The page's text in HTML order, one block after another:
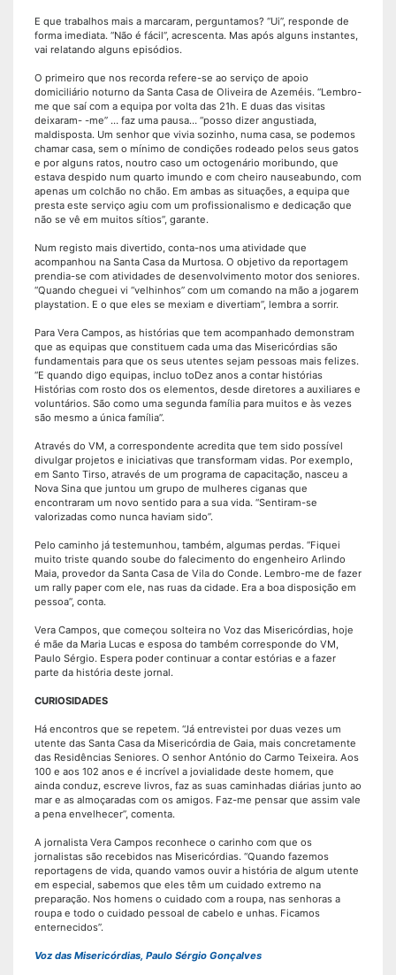
E que trabalhos mais a marcaram, perguntamos? “Ui”, responde de
forma imediata. “Não é fácil”, acrescenta. Mas após alguns instantes,
vai relatando alguns episódios.
O primeiro que nos recorda refere-se ao serviço de apoio
domiciliário noturno da Santa Casa de Oliveira de Azeméis. “Lembro-
me que saí com a equipa por volta das 21h. E duas das visitas
deixaram- -me” … faz uma pausa… “posso dizer angustiada,
maldisposta. Um senhor que vivia sozinho, numa casa, se podemos
chamar casa, sem o mínimo de condições rodeado pelos seus gatos
e por alguns ratos, noutro caso um octogenário moribundo, que
estava despido num quarto imundo e com cheiro nauseabundo, com
apenas um colchão no chão. Em ambas as situações, a equipa que
presta este serviço agiu com um profissionalismo e dedicação que
não se vê em muitos sítios”, garante.
Num registo mais divertido, conta-nos uma atividade que
acompanhou na Santa Casa da Murtosa. O objetivo da reportagem
prendia-se com atividades de desenvolvimento motor dos seniores.
“Quando cheguei vi “velhinhos” com um comando na mão a jogarem
playstation. E o que eles se mexiam e divertiam”, lembra a sorrir.
Para Vera Campos, as histórias que tem acompanhado demonstram
que as equipas que constituem cada uma das Misericórdias são
fundamentais para que os seus utentes sejam pessoas mais felizes.
“E quando digo equipas, incluo toDez anos a contar histórias
Histórias com rosto dos os elementos, desde diretores a auxiliares e
voluntários. São como uma segunda família para muitos e às vezes
são mesmo a única família”.
Através do VM, a correspondente acredita que tem sido possível
divulgar projetos e iniciativas que transformam vidas. Por exemplo,
em Santo Tirso, através de um programa de capacitação, nasceu a
Nova Sina que juntou um grupo de mulheres ciganas que
encontraram um novo sentido para a sua vida. “Sentiram-se
valorizadas como nunca haviam sido”.
Pelo caminho já testemunhou, também, algumas perdas. “Fiquei
muito triste quando soube do falecimento do engenheiro Arlindo
Maia, provedor da Santa Casa de Vila do Conde. Lembro-me de fazer
um rally paper com ele, nas ruas da cidade. Era a boa disposição em
pessoa”, conta.
Vera Campos, que começou solteira no Voz das Misericórdias, hoje
é mãe da Maria Lucas e esposa do também corresponde do VM,
Paulo Sérgio. Espera poder continuar a contar estórias e a fazer
parte da história deste jornal.
CURIOSIDADES
Há encontros que se repetem. “Já entrevistei por duas vezes um
utente das Santa Casa da Misericórdia de Gaia, mais concretamente
das Residências Seniores. O senhor António do Carmo Teixeira. Aos
100 e aos 102 anos e é incrível a jovialidade deste homem, que
ainda conduz, escreve livros, faz as suas caminhadas diárias junto ao
mar e as almoçaradas com os amigos. Faz-me pensar que assim vale
a pena envelhecer”, comenta.
A jornalista Vera Campos reconhece o carinho com que os
jornalistas são recebidos nas Misericórdias. “Quando fazemos
reportagens de vida, quando vamos ouvir a história de algum utente
em especial, sabemos que eles têm um cuidado extremo na
preparação. Nos homens o cuidado com a roupa, nas senhoras a
roupa e todo o cuidado pessoal de cabelo e unhas. Ficamos
enternecidos”.
Voz das Misericórdias, Paulo Sérgio Gonçalves